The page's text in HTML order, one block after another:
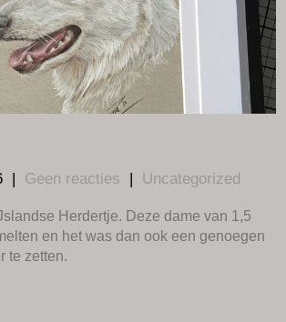
| Geen reacties | Uncategorized
Herdertje. Deze dame van 1,5
en het was dan ook een genoegen
te zetten.